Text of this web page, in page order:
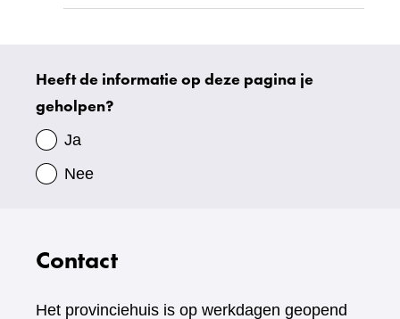
Uw
gegevens
Heeft de informatie op deze pagina je
geholpen?
Ja
Nee
Contact
Het provinciehuis is op werkdagen geopend